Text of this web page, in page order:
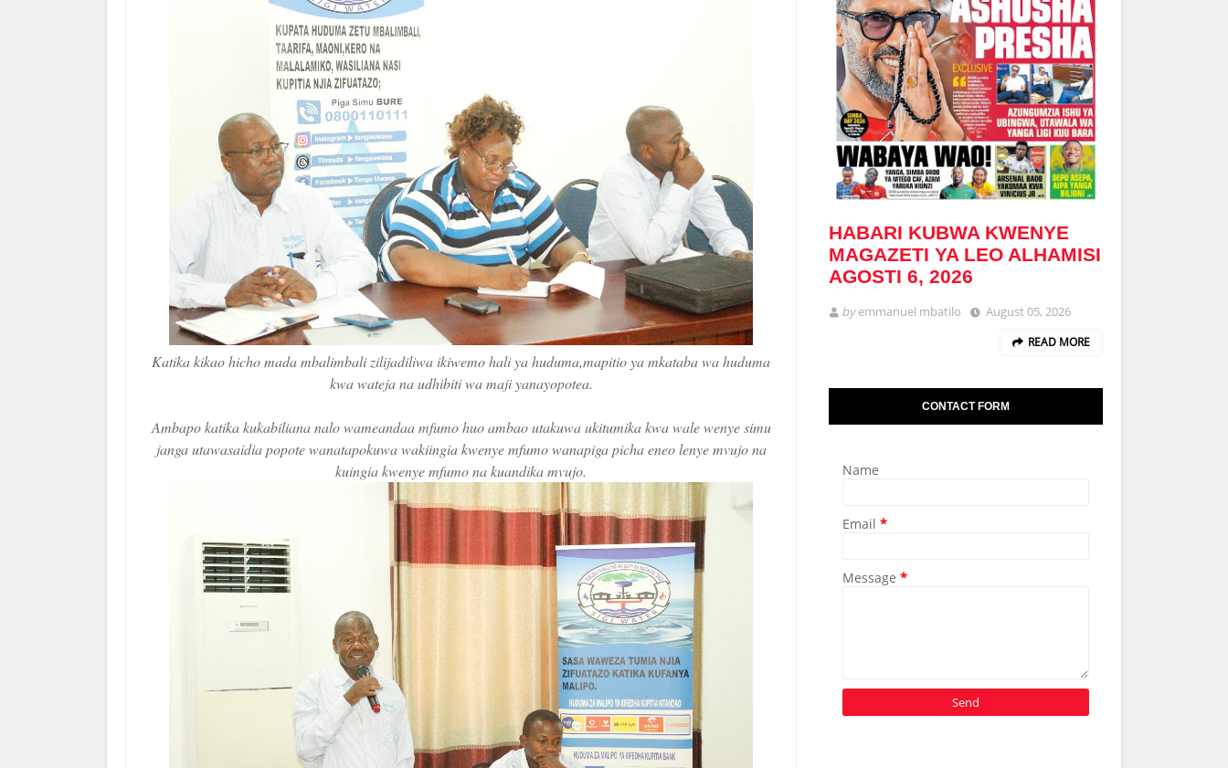
Katika kikao hicho mada mbalimbali zilijadiliwa ikiwemo hali ya huduma,mapitio ya mkataba wa huduma
kwa wateja na udhibiti wa maji yanayopotea.
Ambapo katika kukabiliana nalo wameandaa mfumo huo ambao utakuwa ukitumika kwa wale wenye simu
janga utawasaidia popote wanatapokuwa wakiingia kwenye mfumo wanapiga picha eneo lenye mvujo na
kuingia kwenye mfumo na kuandika mvujo.
HABARI KUBWA KWENYE
MAGAZETI YA LEO ALHAMISI
AGOSTI 6, 2026
byemmanuel mbatilo August 05, 2026
READ MORE
CONTACT FORM
Name
Email *
Message *